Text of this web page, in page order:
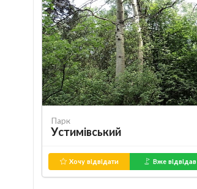
Парк
Устимівський
Хочу відвідати Вже відвідав